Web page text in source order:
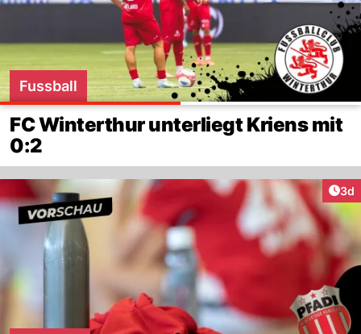
Fussball
FC Winterthur unterliegt Kriens mit
0:2
3d